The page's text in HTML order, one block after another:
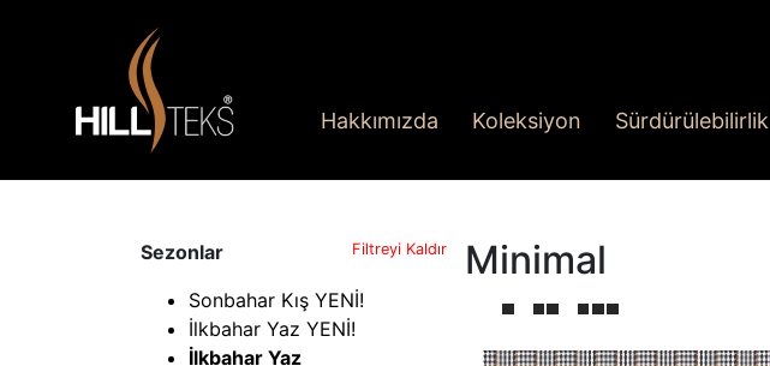
Hakkımızda Koleksiyon Sürdürülebilirlik
Sezonlar Filtreyi Kaldır
Sonbahar Kış YENİ!
İlkbahar Yaz YENİ!
İlkbahar Yaz
Minimal